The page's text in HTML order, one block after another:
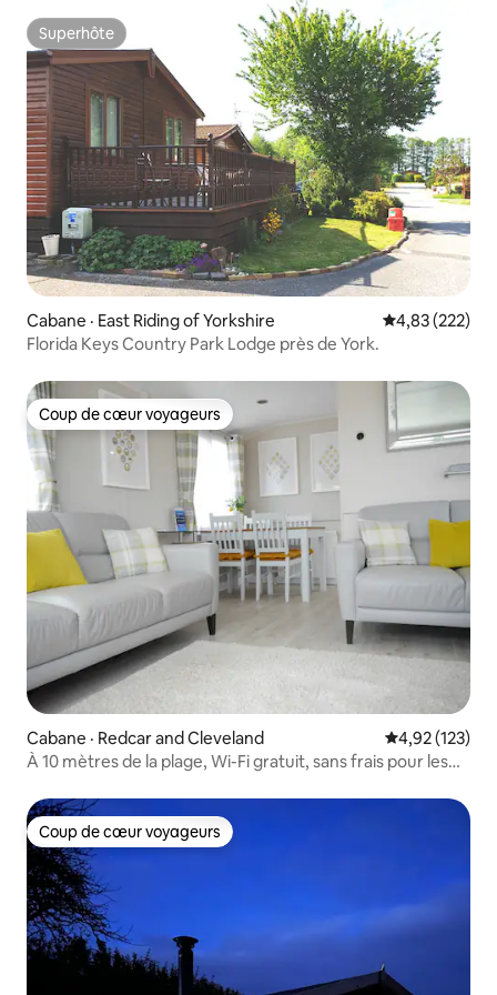
Superhôte
Superhôte
Cabane · East Riding of Yorkshire Note
4,83 (222)
Florida Keys Country Park Lodge près de York.
Coup de cœur voyageurs
Coup de cœur voyageurs
Cabane · Redcar and Cleveland Note
4,92 (123)
À 10 mètres de la plage, Wi-Fi gratuit, sans frais pour les
Coup de cœur voyageurs
Coup de cœur voyageurs